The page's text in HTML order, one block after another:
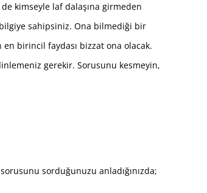
kimseyle laf dalaşına girmeden
sahipsiniz. Ona bilmediği bir
en birincil faydası bizzat ona olacak.
gerekir. Sorusunu kesmeyin,
sorduğunuzu anladığınızda;